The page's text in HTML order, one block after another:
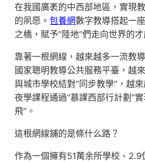
在我國廣袤的中西部地區，實現
的夙愿。包養網數字教導搭起一
之橋，賦予“陸地”們走向世界的才
靠著一根網線，越來越多一流教
國家聰明教導公共服務平臺，越
與城市學校結對“同步教學”，越
夜學課程通過“慕課西部行計劃”
飛”。
這根網線鋪的是條什么路？
作為一個擁有51萬余所學校、2.9